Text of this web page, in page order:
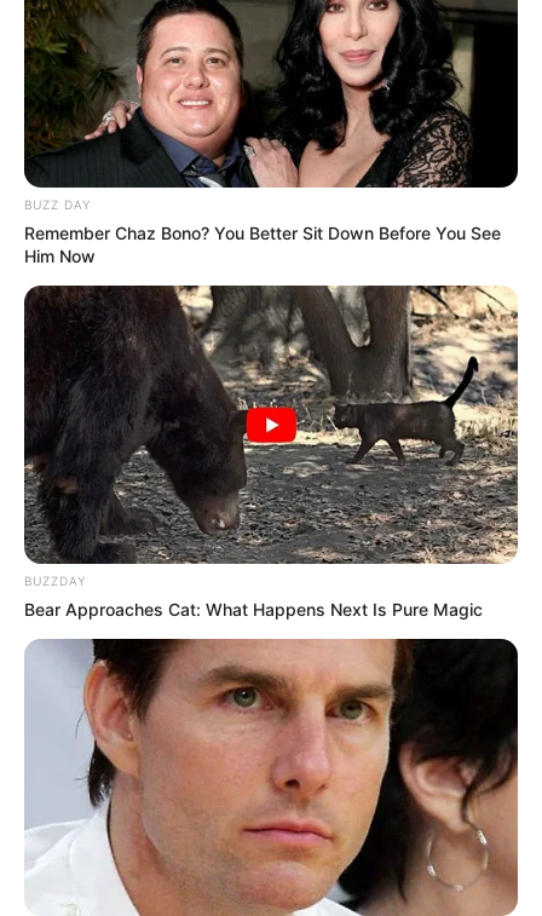
BUZZ DAY
Remember Chaz Bono? You Better Sit Down Before You See
Him Now
BUZZDAY
Bear Approaches Cat: What Happens Next Is Pure Magic